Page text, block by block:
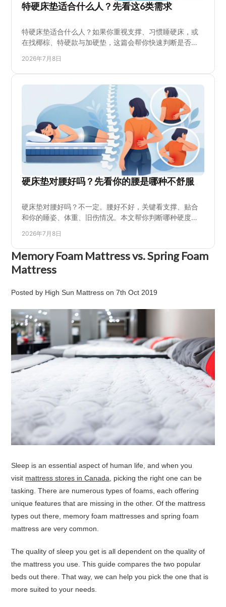
特硬床垫适合什么人？先看这6类需求
特硬床垫适合什么人？如果你重视支撑、习惯睡硬床，或
在找椰棕、特硬款与加硬垫，这篇会帮你快速判断是否适
2026年7月8日
硬床垫对腰好吗？先看你的腰是哪种不舒服
硬床垫对腰好吗？不一定。腰好不好，关键看支撑、贴合
和你的睡姿、体重、旧伤情况。本文帮你判断哪种硬度更
2026年7月8日
​Memory Foam Mattress vs. Spring Foam
Mattress
Posted by High Sun Mattress on7th Oct 2019
Sleep is an essential aspect of human life, and when you
visit mattress stores in Canada , picking the right one can be
tasking. There are numerous types of foams, each offering
unique features that are missing in the other. Of the mattress
types out there, memory foam mattresses and spring foam
mattress are very common.
The quality of sleep you get is all dependent on the quality of
the mattress you use. This guide compares the two popular
beds out there. That way, we can help you pick the one that is
more suited to your needs.